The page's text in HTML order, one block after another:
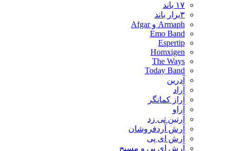
۱۷ باند
۳برار باند
Armaph و Afgar
Emo Band
Espertip
Homxigen
The Ways
Today Band
آدرین
آراد
آراز کمانگر
آراو
آرتین تی زد
آرش آردفروشان
آرش ای پی
آرش ای پی و مسیح